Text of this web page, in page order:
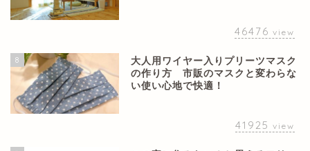
46476 view
8
大人用ワイヤー入りプリーツマスク
の作り方 市販のマスクと変わらな
い使い心地で快適！
41925 view